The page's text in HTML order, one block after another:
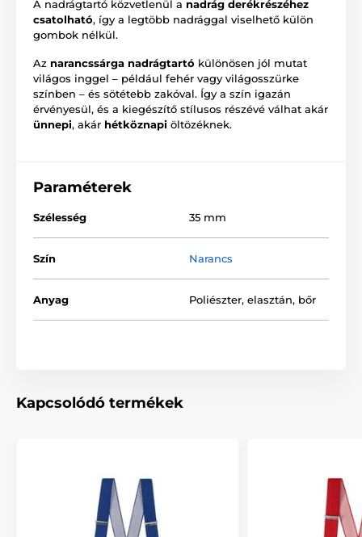
A nadrágtartó közvetlenül a nadrág derékrészéhez
csatolható, így a legtöbb nadrággal viselhető külön
gombok nélkül.
Az narancssárga nadrágtartó különösen jól mutat
világos inggel – például fehér vagy világosszürke
színben – és sötétebb zakóval. Így a szín igazán
érvényesül, és a kiegészítő stílusos részévé válhat akár
ünnepi, akár hétköznapi öltözéknek.
Paraméterek
Szélesség 35 mm
Szín Narancs
Anyag Poliészter, elasztán, bőr
Kapcsolódó termékek